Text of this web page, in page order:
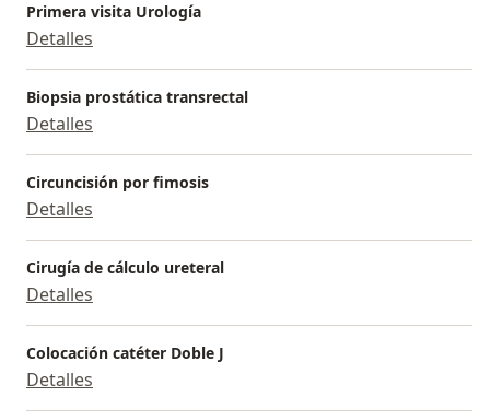
Primera visita Urología
Detalles
Biopsia prostática transrectal
Detalles
Circuncisión por fimosis
Detalles
Cirugía de cálculo ureteral
Detalles
Colocación catéter Doble J
Detalles